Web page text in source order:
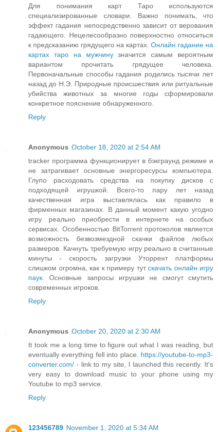
Для понимания карт Таро используются
специализированные словари. Важно понимать, что
эффект гадания непосредственно зависит от верования
гадающего. Нецелесообразно поверхностно относиться
к предсказанию грядущего на картах. Онлайн гадание на
картах таро на мужчинузначится самым вероятным
вариантом прочитать грядущее человека.
Первоначальные способы гадания родились тысячи лет
назад до Н.Э. Природные происшествия или ритуальные
убийства животных за многие годы сформировали
конкретное пояснение обнаруженного.
Reply
Anonymous October 18, 2020 at 2:54 AM
tracker программа функционирует в бэкграунд режиме и
не затрагивает основные энергоресурсы компьютера.
Глупо расходовать средства на покупку дисков с
подходящей игрушкой. Всего-то пару лет назад
качественная игра выставлялась как правило в
фирменных магазинах. В данный момент какую угодно
игру реально приобрести в интернете на особых
сервисах. Особенностью BitTorrent протоколов является
возможность безвозмездной скачки файлов любых
размеров. Качнуть требуемую игру реально в считанные
минуты - скорость загрузки Уторрент платформы
слишком огромна, как к примеру тутскачать онлайн игру
паук . Основные запросы игрушки не смогут смутить
современных игроков.
Reply
Anonymous October 20, 2020 at 2:30 AM
It took me a long time to figure out what I was reading, but
eventually everything fell into place. https://youtube-to-mp3-
converter.com/ - link to my site, I launched this recently. It's
very easy to download music to your phone using my
Youtube to mp3 service.
Reply
123456789 November 1, 2020 at 5:34 AM